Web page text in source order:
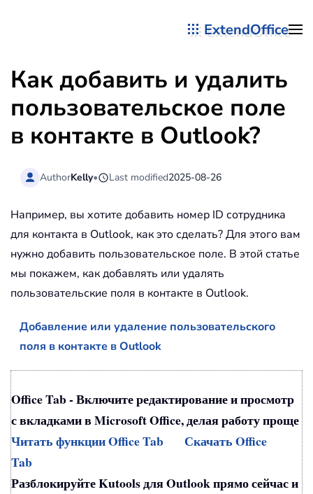
ExtendOffice
Как добавить и удалить
пользовательское поле
в контакте в Outlook?
AuthorKelly• Last modified2025-08-26
Например, вы хотите добавить номер ID сотрудника
для контакта в Outlook, как это сделать? Для этого вам
нужно добавить пользовательское поле. В этой статье
мы покажем, как добавлять или удалять
пользовательские поля в контакте в Outlook.
Добавление или удаление пользовательского
поля в контакте в Outlook
Office Tab - Включите редактирование и просмотр
с вкладками в Microsoft Office, делая работу проще
Читать функции Office Tab
Скачать Office
Tab
Разблокируйте Kutools для Outlook прямо сейчас и